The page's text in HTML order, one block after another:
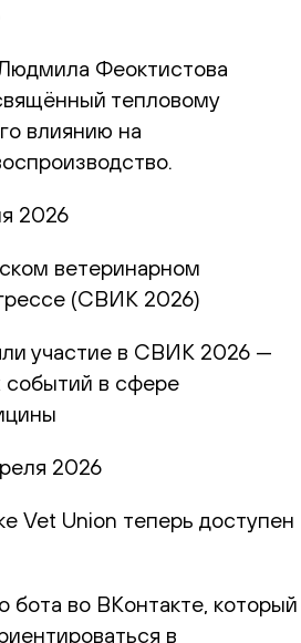
Феоктистова
тепловому
влиянию на
2026
ветеринарном
(СВИК 2026)
участие в СВИК 2026 —
в сфере
2026
Vet Union теперь доступен
бота во ВКонтакте, который
в